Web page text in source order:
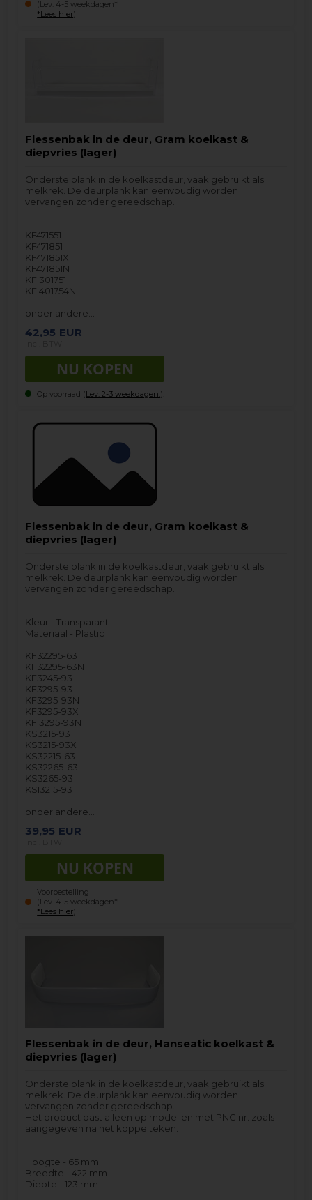
(Lev. 4-5 weekdagen*
*Lees hier)
Flessenbak in de deur, Gram koelkast &
diepvries (lager)
Onderste plank in de koelkastdeur, vaak gebruikt als
melkrek. De deurplank kan eenvoudig worden
vervangen zonder gereedschap.
KF471551
KF471851
KF471851X
KF471851N
KFI301751
KFI401754N
onder andere…
42,95 EUR
Op voorraad (Lev. 2-3 weekdagen. ).
Flessenbak in de deur, Gram koelkast &
diepvries (lager)
Onderste plank in de koelkastdeur, vaak gebruikt als
melkrek. De deurplank kan eenvoudig worden
vervangen zonder gereedschap.
Kleur - Transparant
Materiaal - Plastic
KF32295-63
KF32295-63N
KF3245-93
KF3295-93
KF3295-93N
KF3295-93X
KFI3295-93N
KS3215-93
KS3215-93X
KS32215-63
KS32265-63
KS3265-93
KSI3215-93
onder andere…
39,95 EUR
Voorbestelling
(Lev. 4-5 weekdagen*
*Lees hier)
Flessenbak in de deur, Hanseatic koelkast &
diepvries (lager)
Onderste plank in de koelkastdeur, vaak gebruikt als
melkrek. De deurplank kan eenvoudig worden
vervangen zonder gereedschap.
Het product past alleen op modellen met PNC nr. zoals
aangegeven na het koppelteken.
Hoogte - 65 mm
Breedte - 422 mm
Diepte - 123 mm